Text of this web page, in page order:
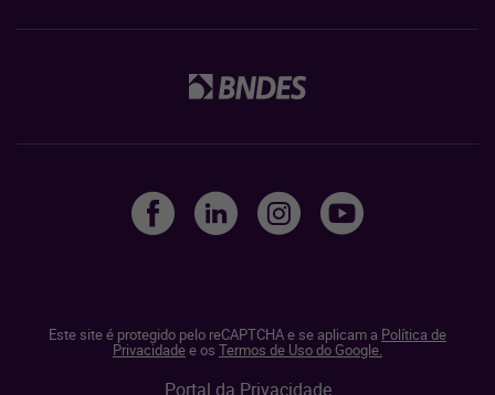
Este site é protegido pelo reCAPTCHA e se aplicam a Política de
Privacidadee os Termos de Uso do Google.
Portal da Privacidade